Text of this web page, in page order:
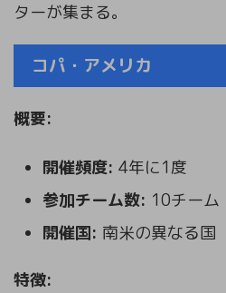
ターが集まる。
コパ・アメリカ
概要:
開催頻度: 4年に1度
参加チーム数: 10チーム
開催国: 南米の異なる国
特徴: